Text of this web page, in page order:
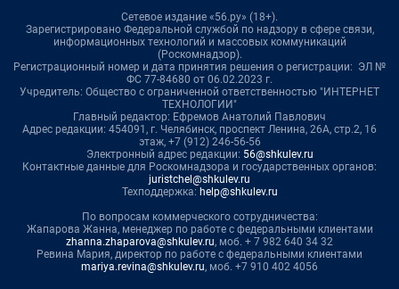
Сетевое издание «56.ру» (18+).
Зарегистрировано Федеральной службой по надзору в сфере связи,
информационных технологий и массовых коммуникаций
(Роскомнадзор).
Регистрационный номер и дата принятия решения о регистрации: ЭЛ №
ФС 77-84680 от 06.02.2023 г.
Учредитель: Общество с ограниченной ответственностью "ИНТЕРНЕТ
ТЕХНОЛОГИИ"
Главный редактор: Ефремов Анатолий Павлович
Адрес редакции: 454091, г. Челябинск, проспект Ленина, 26А, стр.2, 16
этаж, +7 (912) 246-56-56
Электронный адрес редакции: 56@shkulev.ru
Контактные данные для Роскомнадзора и государственных органов:
juristchel@shkulev.ru
Техподдержка: help@shkulev.ru
По вопросам коммерческого сотрудничества:
Жапарова Жанна, менеджер по работе с федеральными клиентами
zhanna.zhaparova@shkulev.ru, моб. + 7 982 640 34 32
Ревина Мария, директор по работе с федеральными клиентами
mariya.revina@shkulev.ru, моб. +7 910 402 4056